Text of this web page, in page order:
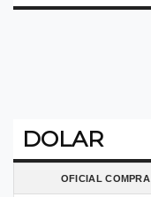
DOLAR
OFICIAL COMPRA